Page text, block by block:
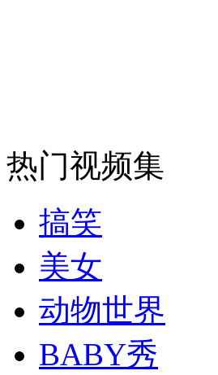
安徽一实载49人客车翻车
走！跟着总书记去植树
消防员救轻生者 花炮节热闹非凡
热门视频集
搞笑
美女
动物世界
BABY秀